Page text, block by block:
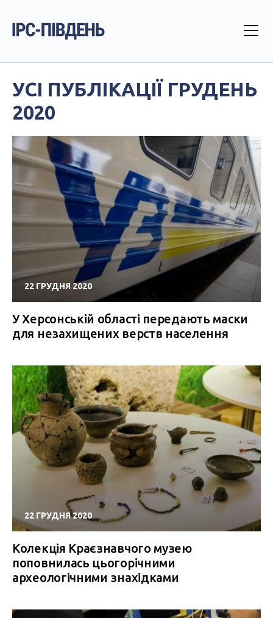
УСІ ПУБЛІКАЦІЇ ГРУДЕНЬ
2020
22 ГРУДНЯ 2020
У Херсонській області передають маски
для незахищених верств населення
22 ГРУДНЯ 2020
Колекція Краєзнавчого музею
поповнилась цьогорічними
археологічними знахідками